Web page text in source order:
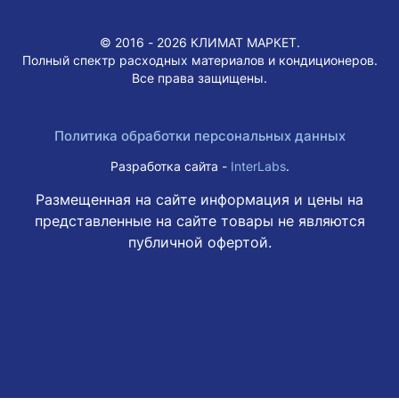
© 2016 - 2026 КЛИМАТ МАРКЕТ.
Полный спектр расходных материалов и кондиционеров.
Все права защищены.
Политика обработки персональных данных
Разработка сайта - InterLabs.
Размещенная на сайте информация и цены на
представленные на сайте товары не являются
публичной офертой.